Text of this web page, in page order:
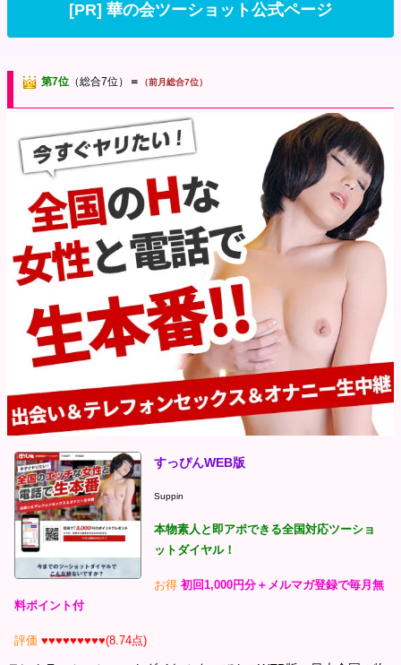
[PR] 華の会ツーショット公式ページ
第7位 （総合7位） ＝ （前月総合7位）
すっぴんWEB版
Suppin
本物素人と即アポできる全国対応ツーショ
ットダイヤル！
お得 初回1,000円分＋メルマガ登録で毎月無
料ポイント付
評価 ♥♥♥♥♥♥♥♥♥(8.74点)